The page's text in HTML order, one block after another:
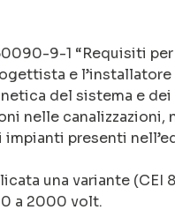
9-1 “Requisiti
e
del sistema e
nelle canalizzazioni,
presenti
una variante (CEI
a 2000 volt.